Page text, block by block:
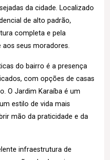
da cidade. Localizado
de alto padrão,
completa e pela
seus moradores.
do bairro é a presença
com opções de casas
O Jardim Karaíba é um
estilo de vida mais
mão da praticidade e da
infraestrutura de